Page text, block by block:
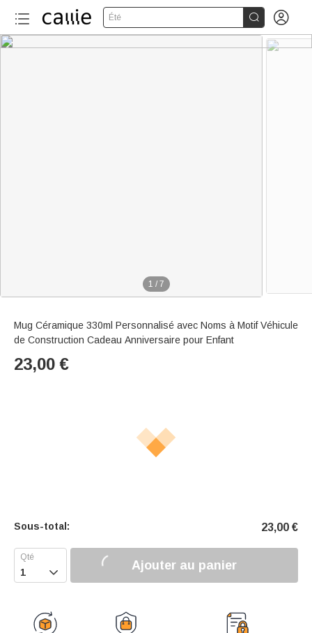
Été  
1 / 7
Mug Céramique 330ml Personnalisé avec Noms à Motif Véhicule
de Construction Cadeau Anniversaire pour Enfant
23,00 €
Sous-total: 23,00 €
 Ajouter au panier